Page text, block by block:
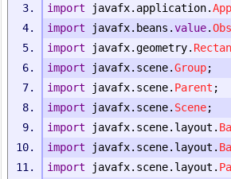
import javafx. application.
import javafx. beans .value.
import javafx.geometry.
import javafx. scene.Group;
import javafx. scene. Parent ;
import javafx. scene. Scene;
import javafx. scene. layout .
import javafx. scene. layout .
import javafx. scene. layout .